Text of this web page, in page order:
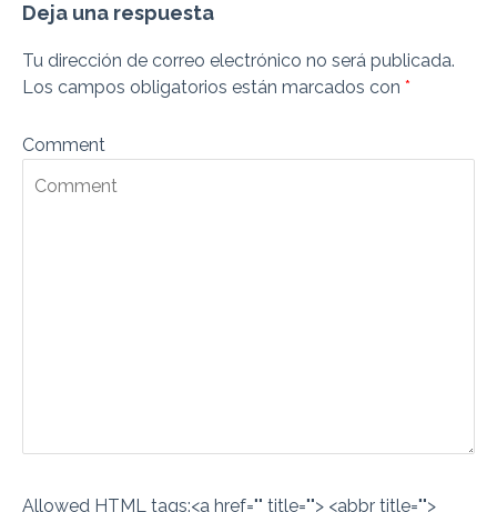
Deja una respuesta
Tu dirección de correo electrónico no será publicada.
Los campos obligatorios están marcados con *
Comment
Allowed HTML tags:<a href="" title=""> <abbr title="">